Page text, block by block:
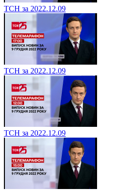
ТСН за 2022.12.09
ТСН за 2022.12.09
ТСН за 2022.12.09